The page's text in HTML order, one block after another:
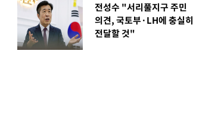
전성수 "서리풀지구 주민
의견, 국토부·LH에 충실히
전달할 것"